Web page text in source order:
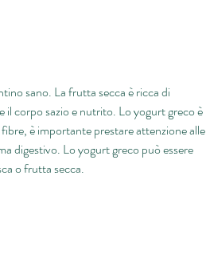
sano. La frutta secca è ricca di
il corpo sazio e nutrito. Lo yogurt greco è
è importante prestare attenzione alle
digestivo. Lo yogurt greco può essere
o frutta secca.